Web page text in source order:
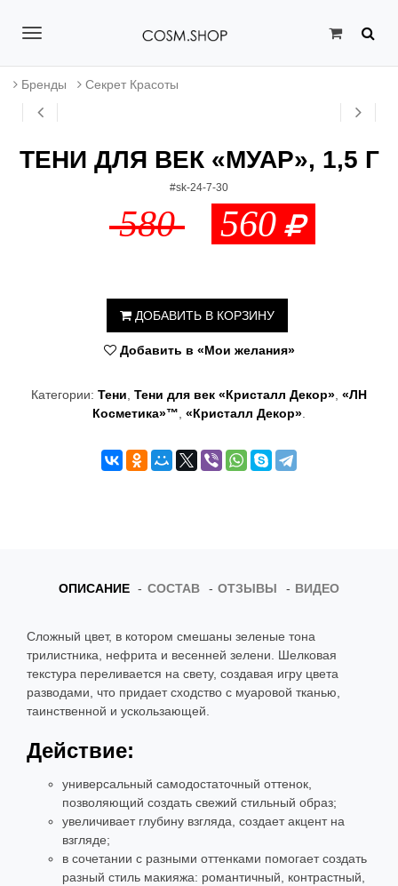
T
o
Бренды Секрет Красоты
ТЕНИ ДЛЯ ВЕК «МУАР», 1,5 Г
#sk-24-7-30
580 560
ДОБАВИТЬ В КОРЗИНУ
Добавить в «Мои желания»
Категории: Тени Тени для век «Кристалл Декор» «ЛН
Косметика»™ «Кристалл Декор»
ОПИСАНИЕ СОСТАВ ОТЗЫВЫ ВИДЕО
Сложный цвет, в котором смешаны зеленые тона
трилистника, нефрита и весенней зелени. Шелковая
текстура переливается на свету, создавая игру цвета
разводами, что придает сходство с муаровой тканью,
таинственной и ускользающей.
Действие:
универсальный самодостаточный оттенок,
позволяющий создать свежий стильный образ;
увеличивает глубину взгляда, создает акцент на
взгляде;
в сочетании с разными оттенками помогает создать
разный стиль макияжа: романтичный, контрастный,